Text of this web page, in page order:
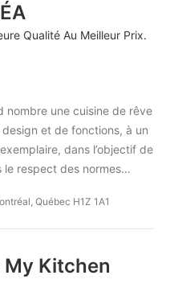
Qualité Au Meilleur Prix.
nombre une cuisine de rêve
et de fonctions, à un
dans l’objectif de
le respect des normes…
Québec H1Z 1A1
My Kitchen